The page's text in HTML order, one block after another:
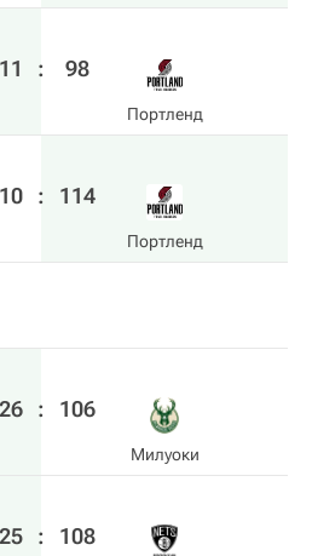
: 98
Портленд
: 114
Портленд
: 106
Милуоки
: 108